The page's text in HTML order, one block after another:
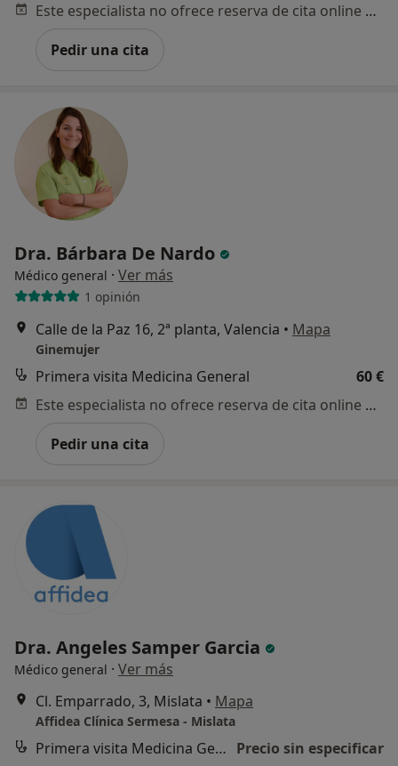
Este especialista no ofrece reserva de cita online en esta dirección.
Pedir una cita
Dra. Bárbara De Nardo
Médico general · Ver más
1 opinión
Calle de la Paz 16, 2ª planta, Valencia • Mapa
Ginemujer
Primera visita Medicina General
60 €
Este especialista no ofrece reserva de cita online en esta dirección.
Pedir una cita
Dra. Angeles Samper Garcia
Médico general · Ver más
Cl. Emparrado, 3, Mislata • Mapa
Affidea Clínica Sermesa - Mislata
Primera visita Medicina General Precio sin especificar